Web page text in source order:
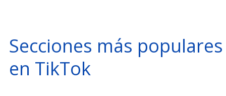
Secciones más populares
en TikTok